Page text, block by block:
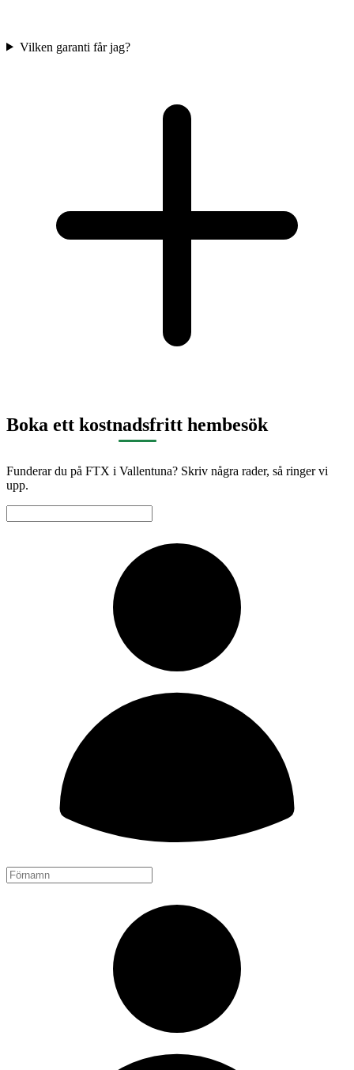
Vilken garanti får jag?
Boka ett kostnadsfritt hembesök
Funderar du på FTX i Vallentuna? Skriv några rader, så ringer vi
upp.